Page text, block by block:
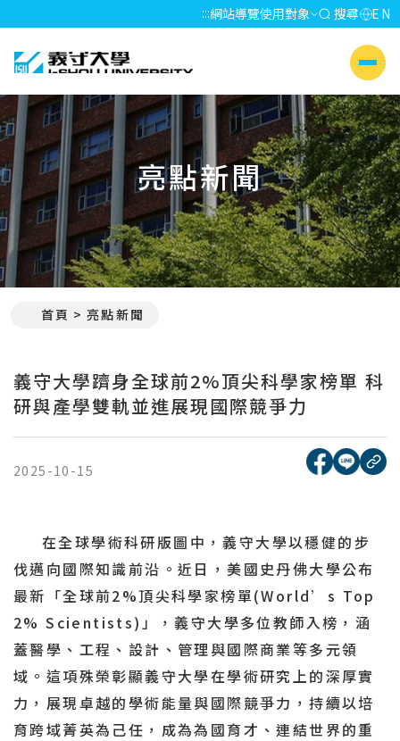
:::網站導覽使用對象 搜尋 EN
義守大學 I-SHOU UNIVERSITY
側選單
亮點新聞
首頁 亮點新聞
義守大學躋身全球前2%頂尖科學家榜單 科
研與產學雙軌並進展現國際競爭力
2025-10-15
[另開新
[另開
複
在全球學術科研版圖中，義守大學以穩健的步
伐邁向國際知識前沿。近日，美國史丹佛大學公布
最新「全球前2%頂尖科學家榜單(World’s Top
2% Scientists)」，義守大學多位教師入榜，涵
蓋醫學、工程、設計、管理與國際商業等多元領
域。這項殊榮彰顯義守大學在學術研究上的深厚實
力，展現卓越的學術能量與國際競爭力，持續以培
育跨域菁英為己任，成為為國育才、連結世界的重